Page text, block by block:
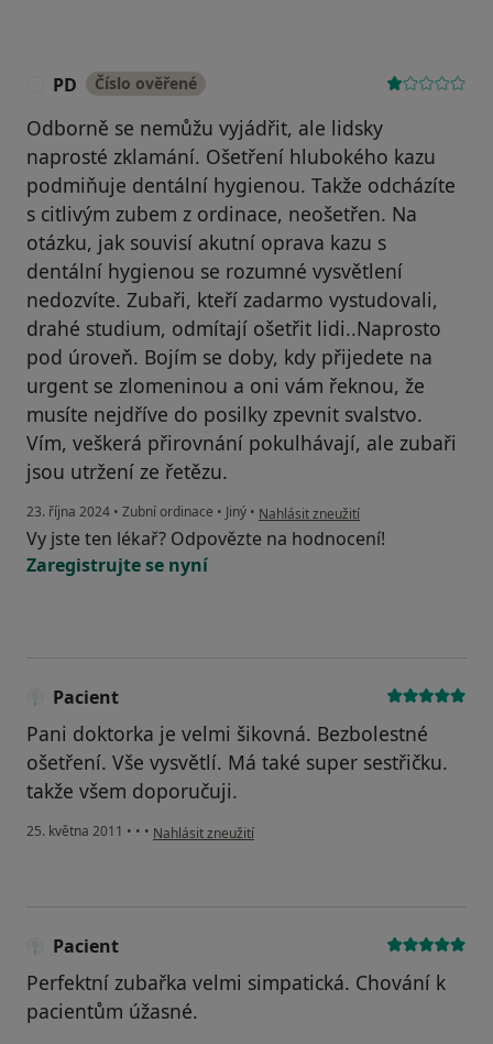
PD Číslo ověřené
Odborně se nemůžu vyjádřit, ale lidsky
naprosté zklamání. Ošetření hlubokého kazu
podmiňuje dentální hygienou. Takže odcházíte
s citlivým zubem z ordinace, neošetřen. Na
otázku, jak souvisí akutní oprava kazu s
dentální hygienou se rozumné vysvětlení
nedozvíte. Zubaři, kteří zadarmo vystudovali,
drahé studium, odmítají ošetřit lidi..Naprosto
pod úroveň. Bojím se doby, kdy přijedete na
urgent se zlomeninou a oni vám řeknou, že
musíte nejdříve do posilky zpevnit svalstvo.
Vím, veškerá přirovnání pokulhávají, ale zubaři
jsou utržení ze řetězu.
23. října 2024 • Zubní ordinace • Jiný • podle názoru uživatele PD
Nahlásit zneužití
Vy jste ten lékař? Odpovězte na hodnocení!
Zaregistrujte se nyní
Pacient
Pani doktorka je velmi šikovná. Bezbolestné
ošetření. Vše vysvětlí. Má také super sestřičku.
takže všem doporučuji.
25. května 2011 • • • podle názoru uživatele Pacient
Nahlásit zneužití
Pacient
Perfektní zubařka velmi simpatická. Chování k
pacientům úžasné.